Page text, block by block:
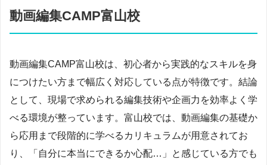
動画編集CAMP富山校
動画編集CAMP富山校は、初心者から実践的なスキルを身
につけたい方まで幅広く対応している点が特徴です。結論
として、現場で求められる編集技術や企画力を効率よく学
べる環境が整っています。富山校では、動画編集の基礎か
ら応用まで段階的に学べるカリキュラムが用意されてお
り、「自分に本当にできるか心配…」と感じている方でも